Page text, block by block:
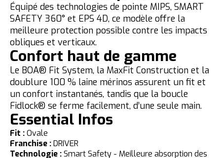
Équipé des technologies de pointe MIPS, SMART
SAFETY 360° et EPS 4D, ce modèle offre la
meilleure protection possible contre les impacts
obliques et verticaux.
Confort haut de gamme
Le BOA® Fit System, la MaxFit Construction et la
doublure 100 % laine mérinos assurent un fit et
un confort instantanés, tandis que la boucle
Fidlock® se ferme facilement, d’une seule main.
Essential Infos
Fit :Ovale
Franchise :DRIVER
Technologie :Smart Safety - Meilleure absorption des